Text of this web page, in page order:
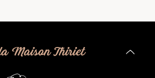
Maison Thiriet